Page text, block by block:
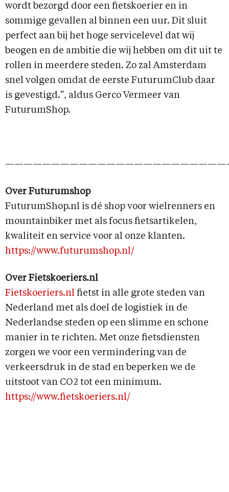
wordt bezorgd door een fietskoerier en in
sommige gevallen al binnen een uur. Dit sluit
perfect aan bij het hoge servicelevel dat wij
beogen en de ambitie die wij hebben om dit uit te
rollen in meerdere steden. Zo zal Amsterdam
snel volgen omdat de eerste FuturumClub daar
is gevestigd.”, aldus Gerco Vermeer van
FuturumShop.
Over Futurumshop
FuturumShop.nl is dé shop voor wielrenners en
mountainbiker met als focus fietsartikelen,
kwaliteit en service voor al onze klanten.
https://www.futurumshop.nl/
Over Fietskoeriers.nl
Fietskoeriers.nl fietst in alle grote steden van
Nederland met als doel de logistiek in de
Nederlandse steden op een slimme en schone
manier in te richten. Met onze fietsdiensten
zorgen we voor een vermindering van de
verkeersdruk in de stad en beperken we de
uitstoot van CO2 tot een minimum.
https://www.fietskoeriers.nl/